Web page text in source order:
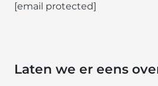
[email protected]
Laten we er eens